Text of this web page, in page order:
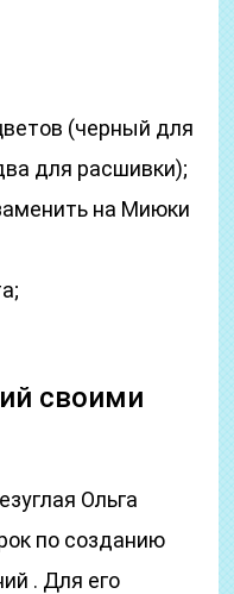
(черный для
для расшивки);
на Миюки
своими
Ольга
по созданию
. Для его